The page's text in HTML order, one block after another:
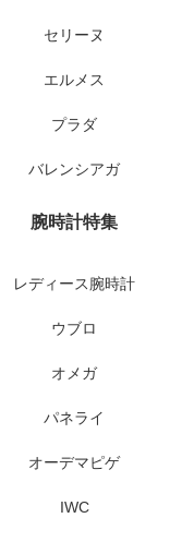
セリーヌ
エルメス
プラダ
バレンシアガ
腕時計特集
レディース腕時計
ウブロ
オメガ
パネライ
オーデマピゲ
IWC